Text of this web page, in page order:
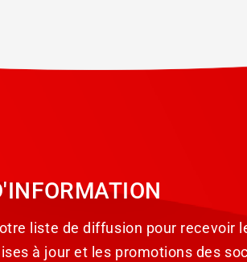
liste de diffusion pour recevoir
à jour et les promotions des